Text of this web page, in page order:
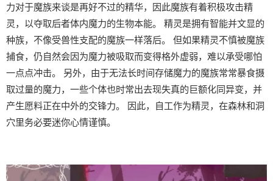
力对于魔族来谈是再好不过的精华，因此魔族有着积极攻击精
灵，以夺取后者体内魔力的生物本能。 精灵是拥有智能并文显的
种族，不像受兽性支配的魔族一样落后。 但如果精灵不慎被魔族
捕食，仍自然会因为魔力被吸取而变得格外虚弱，难以承受哪怕
一点点冲击。 另外，由于无法长时间存储魔力的魔族常常暴食摄
取过量的魔力，一些个体也时常出去现失真的巨额化同异变，并
产生愿料正在中外的交锋力。 因此，自工作为精灵，在森林和洞
穴里务必要迷你心情谨慎。